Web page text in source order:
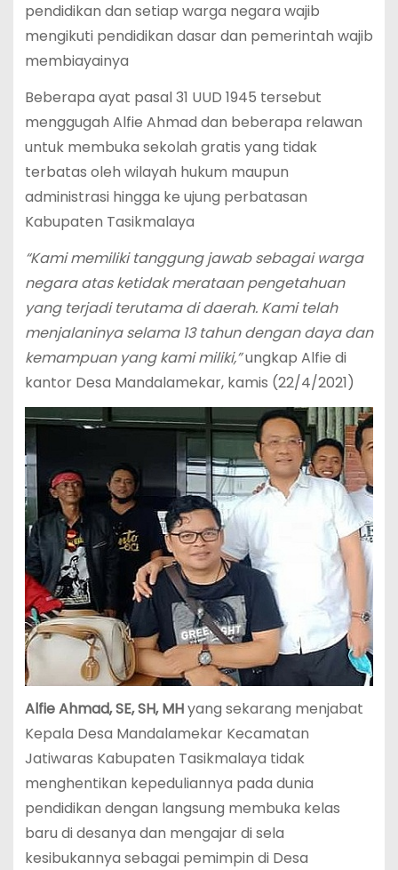
pendidikan dan setiap warga negara wajib
mengikuti pendidikan dasar dan pemerintah wajib
membiayainya
Beberapa ayat pasal 31 UUD 1945 tersebut
menggugah Alfie Ahmad dan beberapa relawan
untuk membuka sekolah gratis yang tidak
terbatas oleh wilayah hukum maupun
administrasi hingga ke ujung perbatasan
Kabupaten Tasikmalaya
“Kami memiliki tanggung jawab sebagai warga
negara atas ketidak merataan pengetahuan
yang terjadi terutama di daerah. Kami telah
menjalaninya selama 13 tahun dengan daya dan
kemampuan yang kami miliki,”ungkap Alfie di
kantor Desa Mandalamekar, kamis (22/4/2021)
Alfie Ahmad, SE, SH, MHyang sekarang menjabat
Kepala Desa Mandalamekar Kecamatan
Jatiwaras Kabupaten Tasikmalaya tidak
menghentikan kepeduliannya pada dunia
pendidikan dengan langsung membuka kelas
baru di desanya dan mengajar di sela
kesibukannya sebagai pemimpin di Desa